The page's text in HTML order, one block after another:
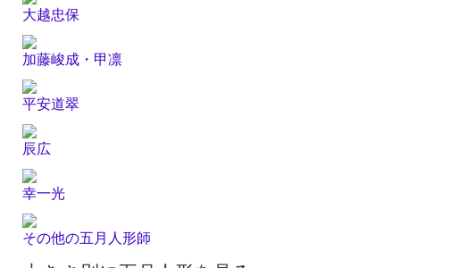
大越忠保
加藤峻成・甲凛
平安道翠
辰広
幸一光
その他の五月人形師